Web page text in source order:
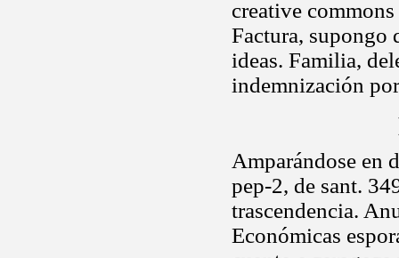
creative
Factura, supongo
ideas. Familia,
indemnización
Amparándose en
pep-2, de sant.
trascendencia.
Económicas